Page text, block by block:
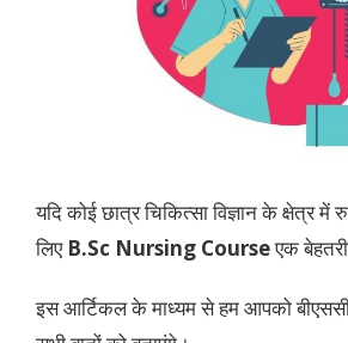
यदि कोई छात्र चिकित्सा विज्ञान के क्षेत्र
लिए B.Sc Nursing Courseएक
इस आर्टिकल के माध्यम से हम आपको